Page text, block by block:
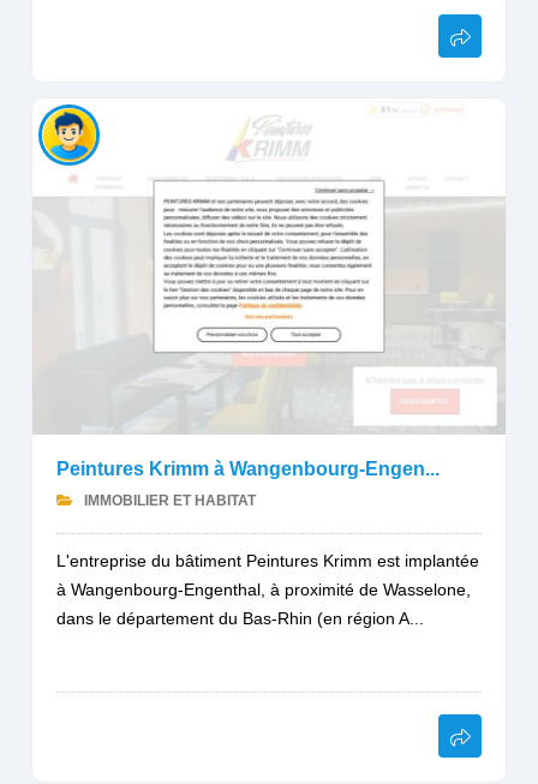
Peintures Krimm à Wangenbourg-Engen...
IMMOBILIER ET HABITAT
L'entreprise du bâtiment Peintures Krimm est implantée
à Wangenbourg-Engenthal, à proximité de Wasselone,
dans le département du Bas-Rhin (en région A...